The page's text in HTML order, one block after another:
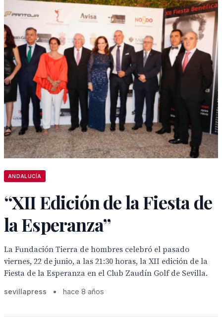
ANDALUCÍA
“XII Edición de la Fiesta de
la Esperanza”
La Fundación Tierra de hombres celebró el pasado
viernes, 22 de junio, a las 21:30 horas, la XII edición de la
Fiesta de la Esperanza en el Club Zaudín Golf de Sevilla.
sevillapress • hace 8 años